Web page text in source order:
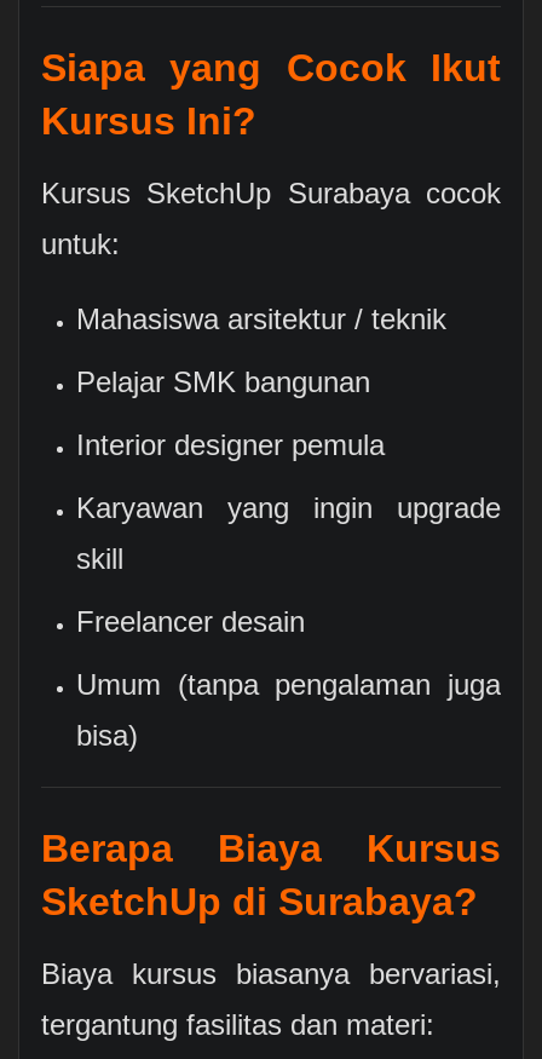
Siapa yang Cocok Ikut
Kursus Ini?
Kursus SketchUp Surabaya cocok
untuk:
Mahasiswa arsitektur / teknik
Pelajar SMK bangunan
Interior designer pemula
Karyawan yang ingin upgrade
skill
Freelancer desain
Umum (tanpa pengalaman juga
bisa)
Berapa Biaya Kursus
SketchUp di Surabaya?
Biaya kursus biasanya bervariasi,
tergantung fasilitas dan materi: